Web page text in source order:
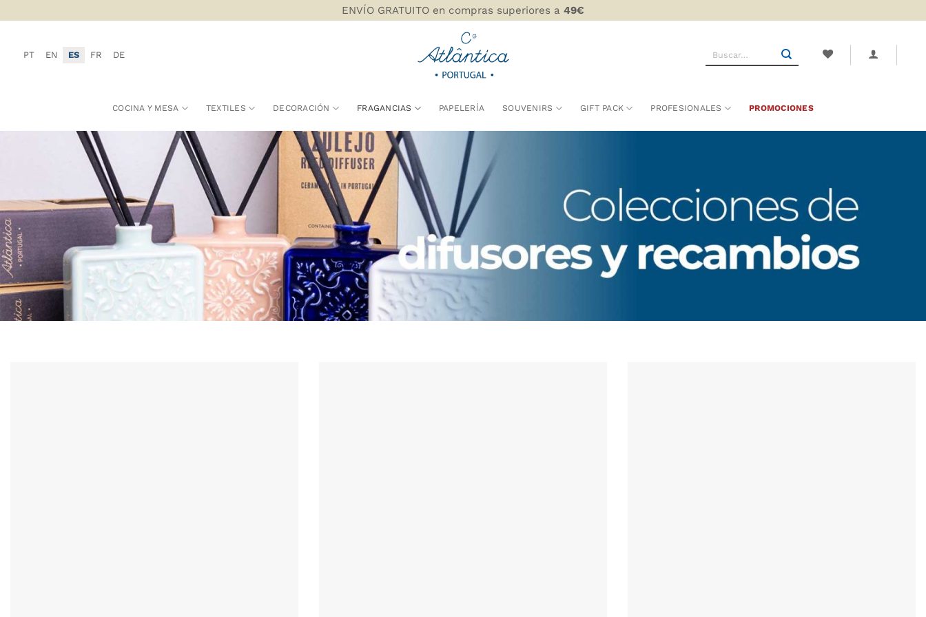
al
ENVÍO GRATUITO en compras superiores a 49€
PT EN ES FR DE
COCINA Y MESA TEXTILES DECORACIÓN FRAGANCIAS PAPELERÍA SOUVENIRS GIFT PACK PROFESIONALES PROMOCIONES